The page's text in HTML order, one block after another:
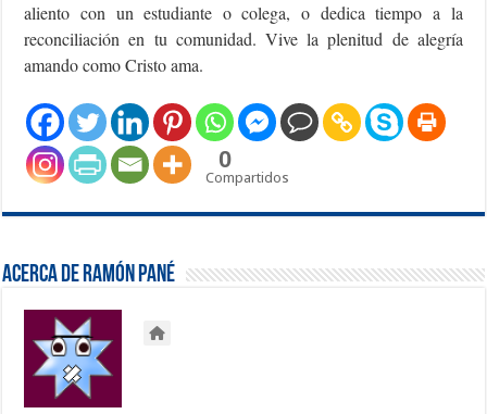
aliento con un estudiante o colega, o dedica tiempo a la
reconciliación en tu comunidad. Vive la plenitud de alegría
amando como Cristo ama.
0
Compartidos
Acerca de Ramón Pané